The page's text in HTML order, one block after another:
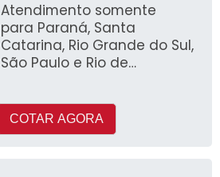
Atendimento somente
para Paraná, Santa
Catarina, Rio Grande do Sul,
São Paulo e Rio de
COTAR AGORA